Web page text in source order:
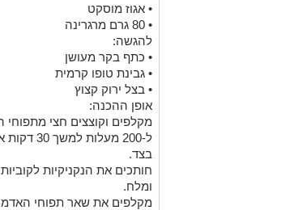
• אגוז מוסקט
• 80 גרם מרגרינה
להגשה:
• כתף בקר מעושן
• גבינת טופו קרמית
• בצל ירוק קצוץ
אופן ההכנה:
מקלפים וקוצצים חצי
ל-200
בצד.
חותכים את הנקניקיות
ומלח.
מקלפים את שאר תפוחי